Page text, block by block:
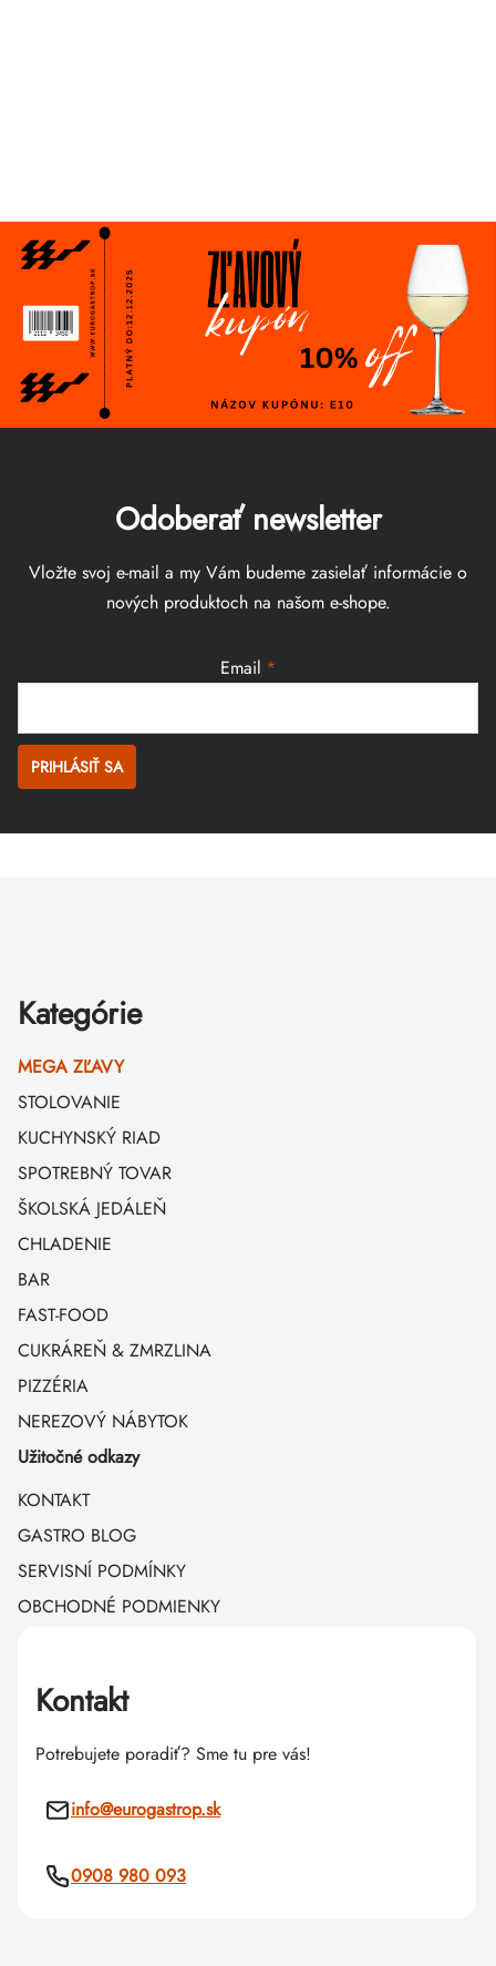
Odoberať newsletter
Vložte svoj e-mail a my Vám budeme zasielať informácie o
nových produktoch na našom e-shope.
Email
PRIHLÁSIŤ SA
Kategórie
MEGA ZĽAVY
STOLOVANIE
KUCHYNSKÝ RIAD
SPOTREBNÝ TOVAR
ŠKOLSKÁ JEDÁLEŇ
CHLADENIE
BAR
FAST-FOOD
CUKRÁREŇ & ZMRZLINA
PIZZÉRIA
NEREZOVÝ NÁBYTOK
Užitočné odkazy
KONTAKT
GASTRO BLOG
SERVISNÍ PODMÍNKY
OBCHODNÉ PODMIENKY
Kontakt
Potrebujete poradiť? Sme tu pre vás!
info@eurogastrop.sk
0908 980 093